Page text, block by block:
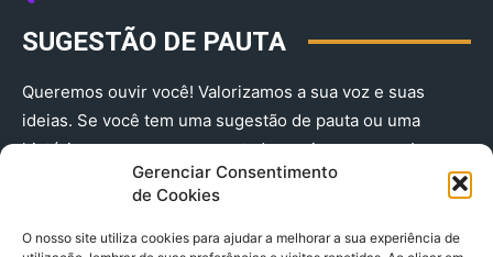
Gerenciar Consentimento
de Cookies
O nosso site utiliza cookies para ajudar a melhorar a sua experiência de
SUGESTÃO DE PAUTA
Queremos ouvir você! Valorizamos a sua voz e suas
ideias. Se você tem uma sugestão de pauta ou uma
história que merece ser contada, envie-nos agora!
(91) 98224 - 3111